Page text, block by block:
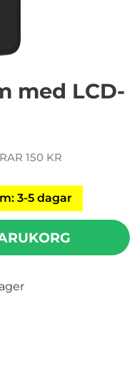
med LCD-
150 KR
3-5 dagar